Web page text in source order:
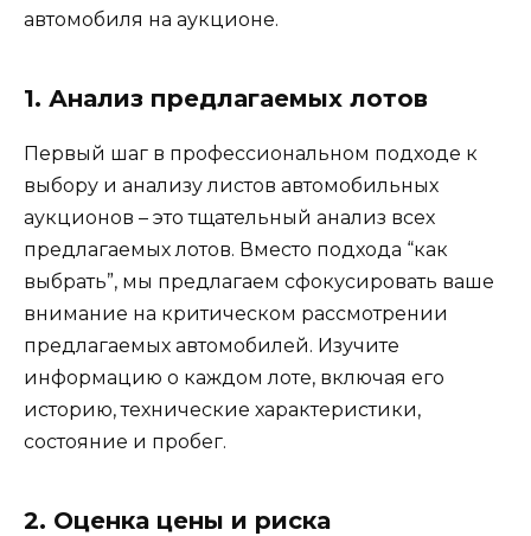
автомобиля на аукционе.
1. Анализ предлагаемых лотов
Первый шаг в профессиональном подходе к
выбору и анализу листов автомобильных
аукционов – это тщательный анализ всех
предлагаемых лотов. Вместо подхода “как
выбрать”, мы предлагаем сфокусировать ваше
внимание на критическом рассмотрении
предлагаемых автомобилей. Изучите
информацию о каждом лоте, включая его
историю, технические характеристики,
состояние и пробег.
2. Оценка цены и риска